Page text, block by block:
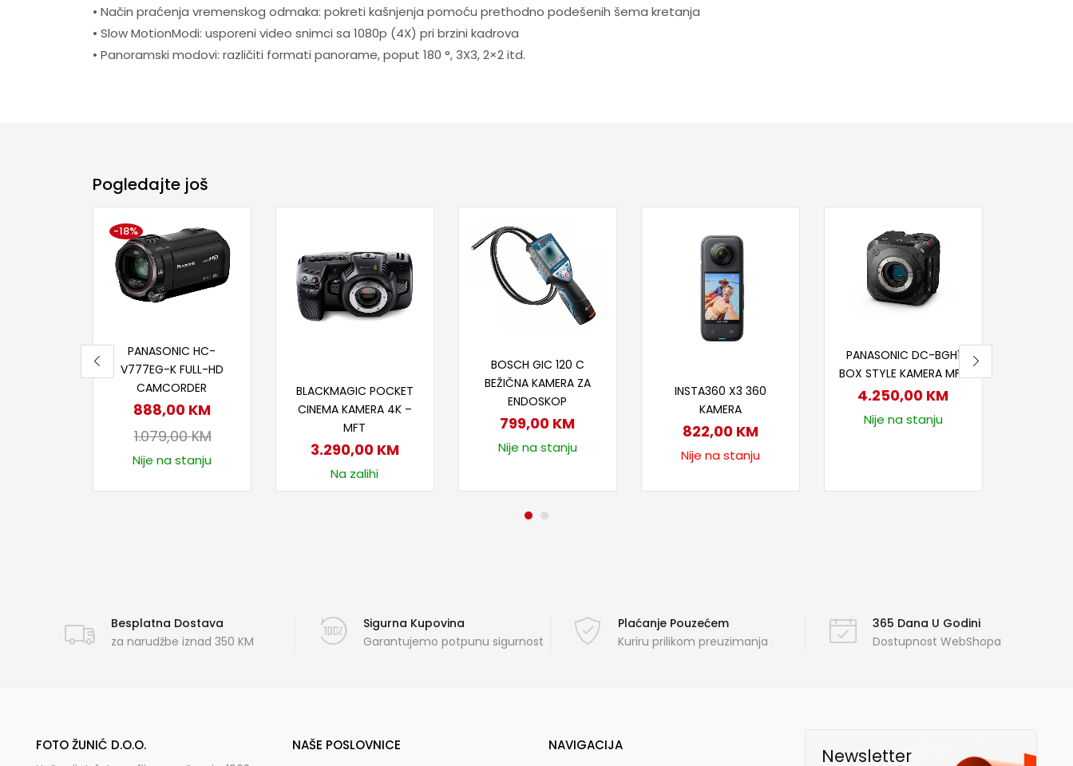
• Način praćenja vremenskog odmaka: pokreti kašnjenja pomoću prethodno podešenih šema kretanja
• Slow MotionModi: usporeni video snimci sa 1080p (4X) pri brzini kadrova
• Panoramski modovi: različiti formati panorame, poput 180 °, 3X3, 2×2 itd.
Pogledajte još
PANASONIC HC-
V777EG-K FULL-HD
CAMCORDER
888,00 KM
1.079,00KM
-18%
Nije na stanju
BLACKMAGIC POCKET
CINEMA KAMERA 4K –
MFT
3.290,00 KM
Na zalihi
BOSCH GIC 120 C
BEŽIČNA KAMERA ZA
ENDOSKOP
799,00 KM
Nije na stanju
INSTA360 X3 360
KAMERA
822,00 KM
Nije na stanju
PANASONIC DC-BGH1
BOX STYLE KAMERA MFT
4.250,00 KM
Nije na stanju
Besplatna Dostava
za narudžbe iznad 350 KM
Sigurna Kupovina
Garantujemo potpunu sigurnost
Plaćanje Pouzećem
Kuriru prilikom preuzimanja
365 Dana U Godini
Dostupnost WebShopa
FOTO ŽUNIĆ D.O.O. NAŠE POSLOVNICE NAVIGACIJA Newsletter